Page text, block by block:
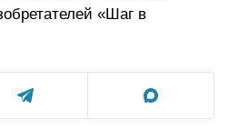
«Шаг в